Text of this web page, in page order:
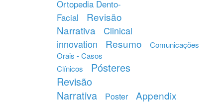
Ortopedia Dento-
Facial
Revisão
Narrativa
Clinical
innovation
Resumo
Comunicações
Orais - Casos
Clínicos
Pósteres
Revisão
Narrativa
Poster Appendix